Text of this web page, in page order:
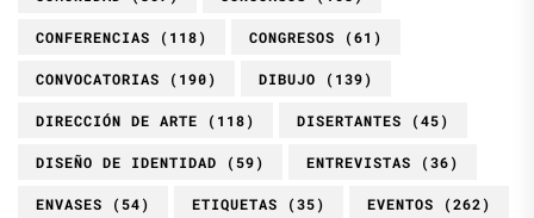
CONFERENCIAS (118) CONGRESOS (61)
CONVOCATORIAS (190) DIBUJO (139)
DIRECCIÓN DE ARTE (118) DISERTANTES (45)
DISEÑO DE IDENTIDAD (59) ENTREVISTAS (36)
ENVASES (54) ETIQUETAS (35) EVENTOS (262)